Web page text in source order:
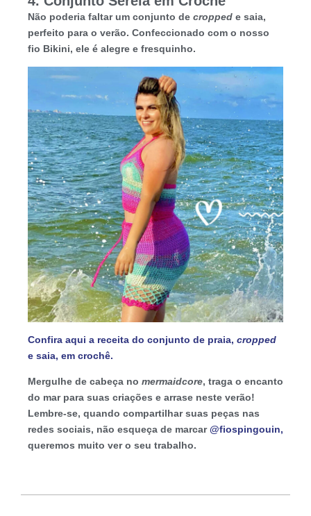
Não poderia faltar um conjunto de cropped e saia,
perfeito para o verão. Confeccionado com o nosso
fio Bikini, ele é alegre e fresquinho.
Confira aqui a receita do conjunto de praia, cropped
e saia, em crochê.
Mergulhe de cabeça no mermaidcore, traga o encanto
do mar para suas criações e arrase neste verão!
Lembre-se, quando compartilhar suas peças nas
redes sociais, não esqueça de marcar@fiospingouin,
queremos muito ver o seu trabalho.